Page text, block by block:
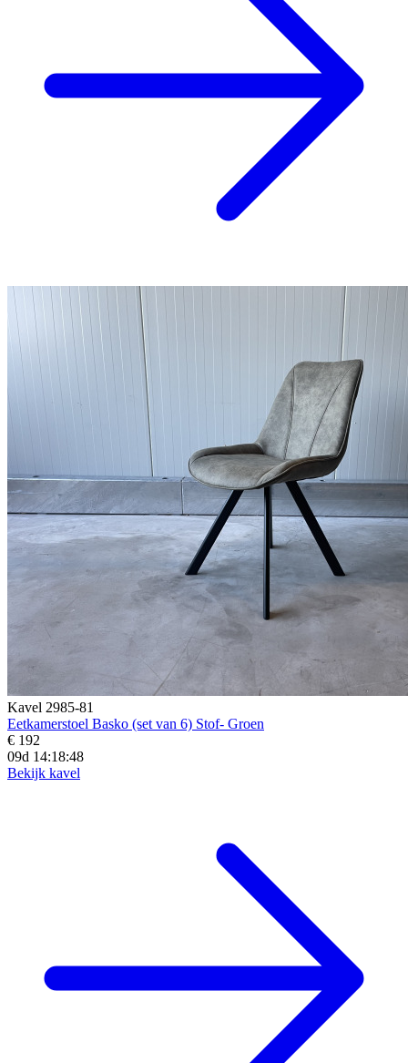
Kavel 2985-81
Eetkamerstoel Basko (set van 6) Stof- Groen
€ 192
09d 14:18:46
Bekijk kavel